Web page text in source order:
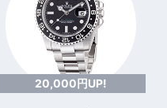
20,000円UP!